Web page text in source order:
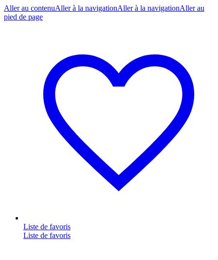
Aller au contenuAller à la navigationAller à la navigationAller au
pied de page
Liste de favoris